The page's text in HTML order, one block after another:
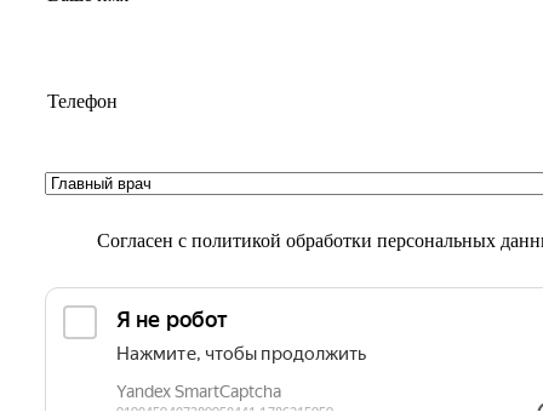
Согласен с политикой обработки персональных